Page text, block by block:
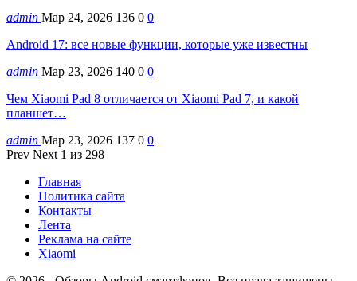
admin Мар 24, 2026 136 0 0
Android 17: все новые функции, которые уже известны
admin Мар 23, 2026 140 0 0
Чем Xiaomi Pad 8 отличается от Xiaomi Pad 7, и какой
планшет…
admin Мар 23, 2026 137 0 0
Prev Next 1 из 298
Главная
Политика сайта
Контакты
Лента
Реклама на сайте
Xiaomi